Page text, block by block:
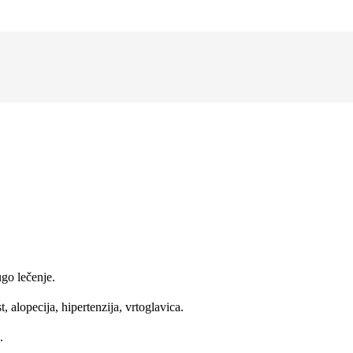
lečenje.
alopecija, hipertenzija, vrtoglavica.